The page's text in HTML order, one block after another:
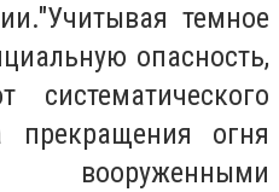
темное
опасность,
систематического
прекращения огня